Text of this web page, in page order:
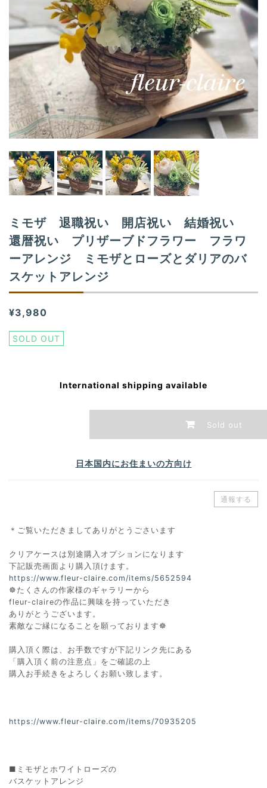
t
i
o
n
ミモザ 退職祝い 開店祝い 結婚祝い
還暦祝い プリザーブドフラワー フラワ
ーアレンジ ミモザとローズとダリアのバ
スケットアレンジ
¥3,980
SOLD OUT
International shipping available
Sold out
日本国内にお住まいの方向け
通報する
＊ご覧いただきましてありがとうごさいます
クリアケースは別途購入オプションになります
下記販売画面より購入頂けます。
https://www.fleur-claire.com/items/5652594
☸たくさんの作家様のギャラリーから
fleur-claireの作品に興味を持っていただき
ありがとうございます。
素敵なご縁になることを願っております☸
購入頂く際は、お手数ですが下記リンク先にある
「購入頂く前の注意点」をご確認の上
購入お手続きをよろしくお願い致します。
https://www.fleur-claire.com/items/70935205
■ミモザとホワイトローズの
バスケットアレンジ